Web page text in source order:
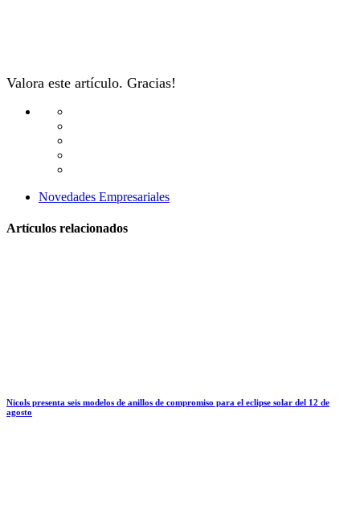
Valora este artículo. Gracias!
Novedades Empresariales
Artículos relacionados
Nicols presenta seis modelos de anillos de compromiso para el eclipse solar del 12 de
agosto